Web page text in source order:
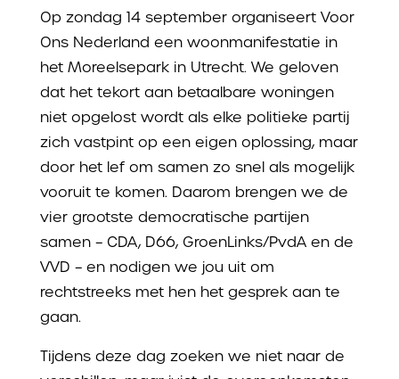
Op zondag 14 september organiseert Voor
Ons Nederland een woonmanifestatie in
het Moreelsepark in Utrecht. We geloven
dat het tekort aan betaalbare woningen
niet opgelost wordt als elke politieke partij
zich vastpint op een eigen oplossing, maar
door het lef om samen zo snel als mogelijk
vooruit te komen. Daarom brengen we de
vier grootste democratische partijen
samen – CDA, D66, GroenLinks/PvdA en de
VVD – en nodigen we jou uit om
rechtstreeks met hen het gesprek aan te
gaan.
Tijdens deze dag zoeken we niet naar de